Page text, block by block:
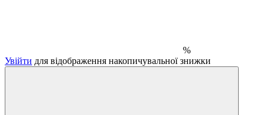
%
Увійти для відображення накопичувальної знижки